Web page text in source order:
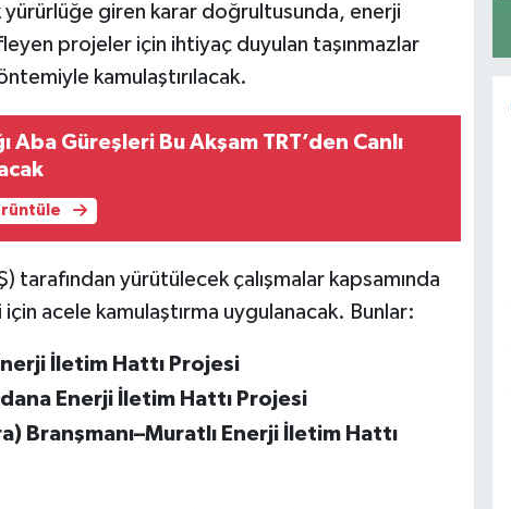
yürürlüğe giren karar doğrultusunda, enerji
projeler için ihtiyaç duyulan taşınmazlar
kamulaştırılacak.
Aba Güreşleri Bu Akşam TRT’den Canlı
tarafından yürütülecek çalışmalar kapsamında
acele kamulaştırma uygulanacak. Bunlar:
İletim Hattı Projesi
Enerji İletim Hattı Projesi
Branşmanı–Muratlı Enerji İletim Hattı